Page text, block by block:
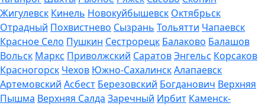
Жигулевск Кинель Новокуйбышевск Октябрьск
Отрадный Похвистнево Сызрань Тольятти Чапаевск
Красное Село Пушкин Сестрорецк Балаково Балашов
Вольск Маркс Приволжский СаратовЭнгельс Корсаков
Красногорск Чехов Южно-СахалинскАлапаевск
Артемовский Асбест Березовский Богданович Верхняя
Пышма Верхняя Салда Заречный Ирбит Каменск-